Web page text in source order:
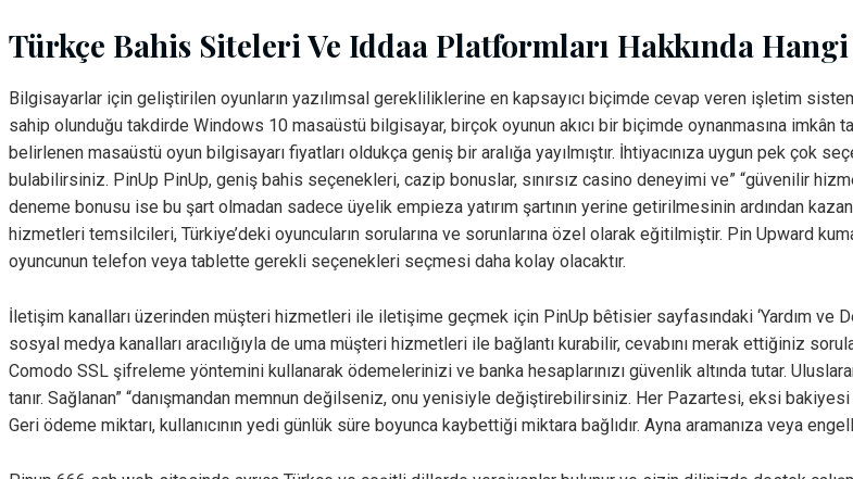
Türkçe Bahis Siteleri Ve Iddaa Platformları Hakkında
Bilgisayarlar için geliştirilen oyunların yazılımsal gerekliliklerine en kapsayıcı biçimde cevap veren işletim
sahip olunduğu takdirde Windows 10 masaüstü bilgisayar, birçok oyunun akıcı bir biçimde oynanmasına imkân
belirlenen masaüstü oyun bilgisayarı fiyatları oldukça geniş bir aralığa yayılmıştır. İhtiyacınıza uygun pek çok
bulabilirsiniz. PinUp PinUp, geniş bahis seçenekleri, cazip bonuslar, sınırsız casino deneyimi ve” “güvenilir
deneme bonusu ise bu şart olmadan sadece üyelik empieza yatırım şartının yerine getirilmesinin ardından
hizmetleri temsilcileri, Türkiye’deki oyuncuların sorularına ve sorunlarına özel olarak eğitilmiştir. Pin Upward
oyuncunun telefon veya tablette gerekli seçenekleri seçmesi daha kolay olacaktır.
İletişim kanalları üzerinden müşteri hizmetleri ile iletişime geçmek için PinUp bêtisier sayfasındaki ‘Yardım ve
sosyal medya kanalları aracılığıyla de uma müşteri hizmetleri ile bağlantı kurabilir, cevabını merak ettiğiniz
Comodo SSL şifreleme yöntemini kullanarak ödemelerinizi ve banka hesaplarınızı güvenlik altında tutar.
tanır. Sağlanan” “danışmandan memnun değilseniz, onu yenisiyle değiştirebilirsiniz. Her Pazartesi, eksi
Geri ödeme miktarı, kullanıcının yedi günlük süre boyunca kaybettiği miktara bağlıdır. Ayna aramanıza veya